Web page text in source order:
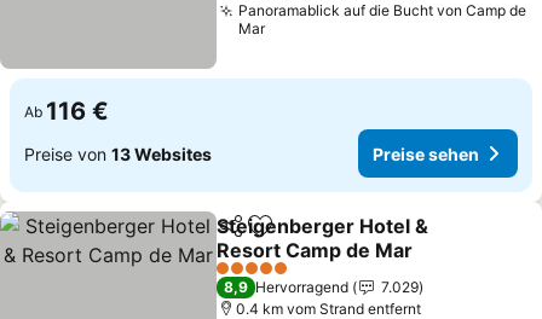
Panoramablick auf die Bucht von Camp de
Mar
Ab 116 €
Preise von 13 Websites Preise sehen
TeilenZu Favoriten hinzufügen
Steigenberger Hotel &
Resort Camp de Mar
5 Sterne
8,9 Hervorragend
7.029
0.4 km vom Strand entfernt